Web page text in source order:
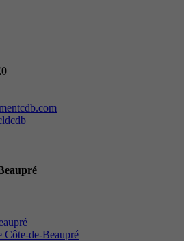
Côte-de-Beaupré